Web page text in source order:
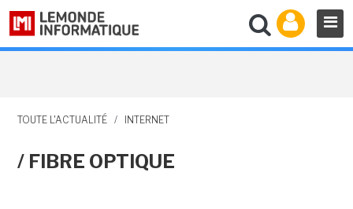
TOUTE L'ACTUALITÉ / INTERNET
/ FIBRE OPTIQUE